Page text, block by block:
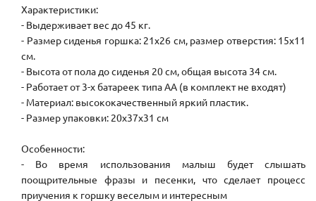
Характеристики:
- Выдерживает вес до 45 кг.
- Размер сиденья горшка: 21х26 см, размер отверстия: 15х11
см.
- Высота от пола до сиденья 20 см, общая высота 34 см.
- Работает от 3-х батареек типа АА (в комплект не входят)
- Материал: высококачественный яркий пластик.
- Размер упаковки: 20х37х31 см
Особенности:
- Во время использования малыш будет слышать
поощрительные фразы и песенки, что сделает процесс
приучения к горшку веселым и интересным